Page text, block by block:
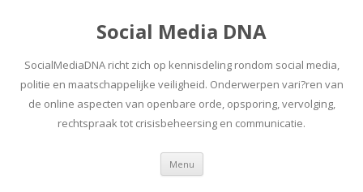
Social Media DNA
SocialMediaDNA richt zich op kennisdeling rondom social media,
politie en maatschappelijke veiligheid. Onderwerpen vari?ren van
de online aspecten van openbare orde, opsporing, vervolging,
rechtspraak tot crisisbeheersing en communicatie.
Menu Spring
inhoud